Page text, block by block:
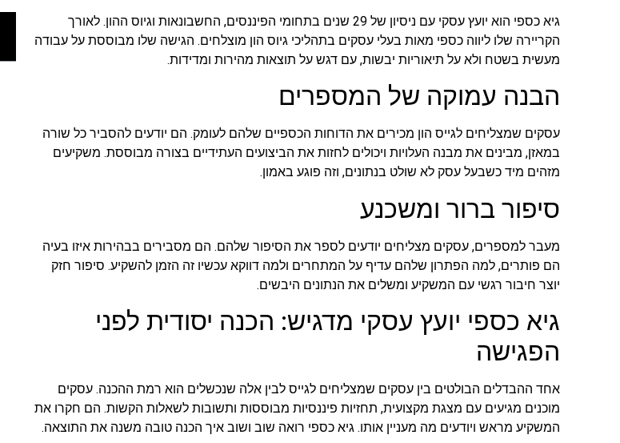
גיא כספי הוא יועץ עסקי עם ניסיון של 29 שנים בתחומי הפיננסים, החשבונאות וגיוס ההון. לאורך
הקריירה שלו ליווה כספי מאות בעלי עסקים בתהליכי גיוס הון מוצלחים. הגישה שלו מבוססת על עבודה
מעשית בשטח ולא על תיאוריות יבשות, עם דגש על תוצאות מהירות ומדידות.
הבנה עמוקה של המספרים
עסקים שמצליחים לגייס הון מכירים את הדוחות הכספיים שלהם לעומק. הם יודעים להסביר כל שורה
במאזן, מבינים את מבנה העלויות ויכולים לחזות את הביצועים העתידיים בצורה מבוססת. משקיעים
מזהים מיד כשבעל עסק לא שולט בנתונים, וזה פוגע באמון.
סיפור ברור ומשכנע
מעבר למספרים, עסקים מצליחים יודעים לספר את הסיפור שלהם. הם מסבירים בבהירות איזו בעיה
הם פותרים, למה הפתרון שלהם עדיף על המתחרים ולמה דווקא עכשיו זה הזמן להשקיע. סיפור חזק
יוצר חיבור רגשי עם המשקיע ומשלים את הנתונים היבשים.
גיא כספי יועץ עסקי מדגיש: הכנה יסודית לפני
הפגישה
אחד ההבדלים הבולטים בין עסקים שמצליחים לגייס לבין אלה שנכשלים הוא רמת ההכנה. עסקים
מוכנים מגיעים עם מצגת מקצועית, תחזיות פיננסיות מבוססות ותשובות לשאלות הקשות. הם חקרו את
המשקיע מראש ויודעים מה מעניין אותו. גיא כספי רואה שוב ושוב איך הכנה טובה משנה את התוצאה.